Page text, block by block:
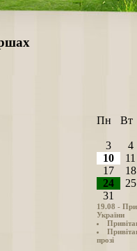
Пн Вт
3
4
10
11
17
18
24
25
31
19.08 -
України
прозі